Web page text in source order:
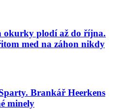
okurky plodí až do října.
med na záhon nikdy
Brankář Heerkens
minely